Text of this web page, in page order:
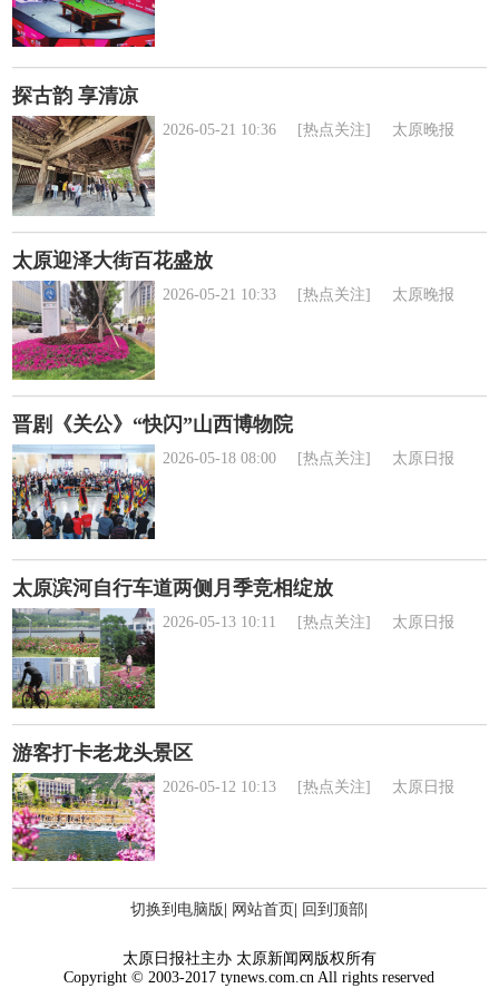
探古韵 享清凉
2026-05-21 10:36 [热点关注] 太原晚报
太原迎泽大街百花盛放
2026-05-21 10:33 [热点关注] 太原晚报
晋剧《关公》“快闪”山西博物院
2026-05-18 08:00 [热点关注] 太原日报
太原滨河自行车道两侧月季竞相绽放
2026-05-13 10:11 [热点关注] 太原日报
游客打卡老龙头景区
2026-05-12 10:13 [热点关注] 太原日报
切换到电脑版 网站首页 回到顶部
太原日报社主办 太原新闻网版权所有
Copyright © 2003-2017 tynews.com.cn All rights reserved